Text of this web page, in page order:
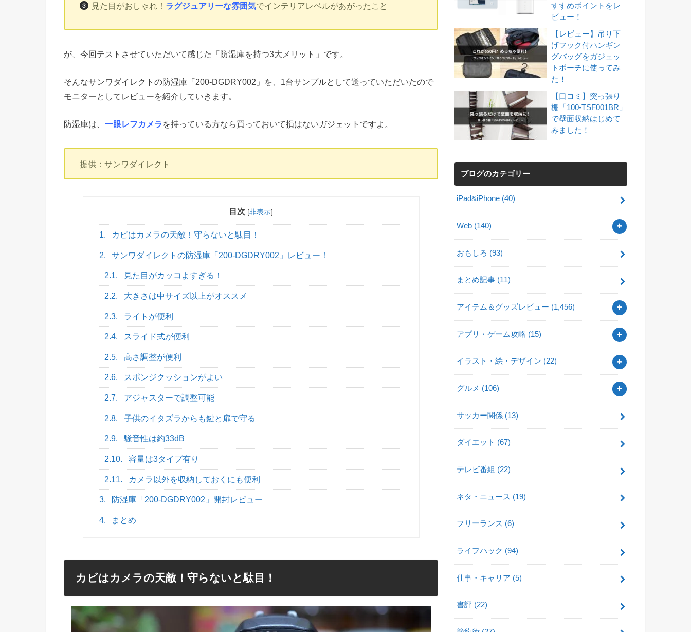
見た目がおしゃれ！ ラグジュアリーな雰囲気でインテリアレベルがあがったこと
が、今回テストさせていただいて感じた「防湿庫を持つ3大メリット」です。
そんなサンワダイレクトの防湿庫「200-DGDRY002」を、1台サンプルとして送っていただいたので
モニターとしてレビューを紹介していきます。
防湿庫は、 一眼レフカメラ を持っている方なら買っておいて損はないガジェットですよ。
提供：サンワダイレクト
目次 [非表示]
1. カビはカメラの天敵！守らないと駄目！
2. サンワダイレクトの防湿庫「200-DGDRY002」レビュー！
2.1. 見た目がカッコよすぎる！
2.2. 大きさは中サイズ以上がオススメ
2.3. ライトが便利
2.4. スライド式が便利
2.5. 高さ調整が便利
2.6. スポンジクッションがよい
2.7. アジャスターで調整可能
2.8. 子供のイタズラからも鍵と扉で守る
2.9. 騒音性は約33dB
2.10. 容量は3タイプ有り
2.11. カメラ以外を収納しておくにも便利
3. 防湿庫「200-DGDRY002」開封レビュー
4. まとめ
カビはカメラの天敵！守らないと駄目！
すすめポイントをレ
ビュー！
【レビュー】吊り下
げフック付ハンギン
グバッグをガジェッ
トポーチに使ってみ
た！
【口コミ】突っ張り
棚「100-TSF001BR」
で壁面収納はじめて
みました！
ブログのカテゴリー
iPad&iPhone (40)
Web (140)
おもしろ (93)
まとめ記事 (11)
アイテム＆グッズレビュー (1,456)
アプリ・ゲーム攻略 (15)
イラスト・絵・デザイン (22)
グルメ (106)
サッカー関係 (13)
ダイエット (67)
テレビ番組 (22)
ネタ・ニュース (19)
フリーランス (6)
ライフハック (94)
仕事・キャリア (5)
書評 (22)